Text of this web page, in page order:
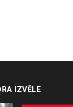
IZVĒLE